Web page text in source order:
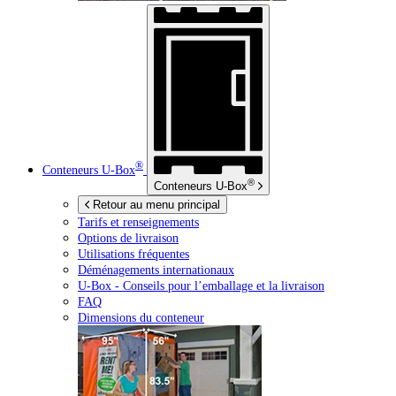
Conteneurs U-Box®
Conteneurs U-Box®
Retour au menu principal
Tarifs et renseignements
Options de livraison
Utilisations fréquentes
Déménagements internationaux
U-Box - Conseils pour l’emballage et la livraison
FAQ
Dimensions du conteneur